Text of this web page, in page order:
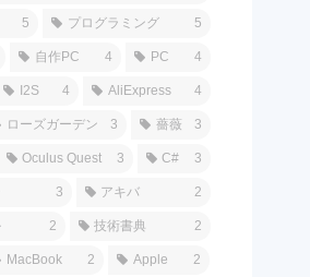
5 プログラミング 5
自作PC 4 PC 4
I2S 4 AliExpress 4
ローズガーデン 3 薔薇 3
Oculus Quest 3 C# 3
3 アキバ 2
2 技術書典 2
MacBook 2 Apple 2